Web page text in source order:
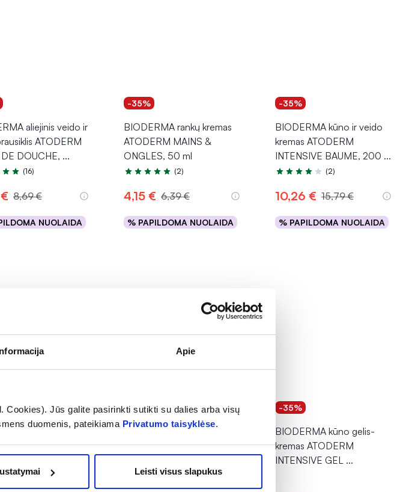
Apie
Cookies). Jūs galite pasirinkti sutikti su dalies arba visų
duomenis, pateikiama Privatumo taisyklėse.
Leisti visus slapukus
aliejinis veido ir
ATODERM
DOUCHE, ...
4.9 iš 5
(16)
8,69 €
NUOLAIDA
Į krepšelį
-35%
BIODERMA rankų kremas
ATODERM MAINS &
ONGLES, 50 ml
Įvertinimas 5.0 iš 5
(2)
4,15 € 6,39 €
% PAPILDOMA NUOLAIDA
Į krepšelį
-35%
BIODERMA kūno ir veido
kremas ATODERM
INTENSIVE BAUME, 200 ...
Įvertinimas 4.0 iš 5
(2)
10,26 € 15,79 €
% PAPILDOMA NUOLAIDA
Į krepšelį
kūno prausiklis
INTENSIVE
(6)
-10%
BIODERMA micelinis
vanduo SENSIBIO H2O,
(11)
-35%
BIODERMA kūno gelis-
kremas ATODERM
INTENSIVE GEL ...